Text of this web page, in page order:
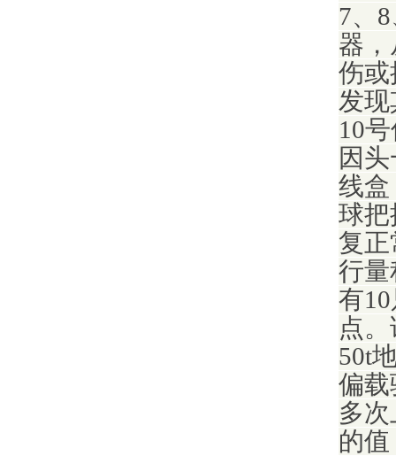
7、
器
伤或
发
10
因
线盒
球把
复
行
有
点
50t
偏载
多
的